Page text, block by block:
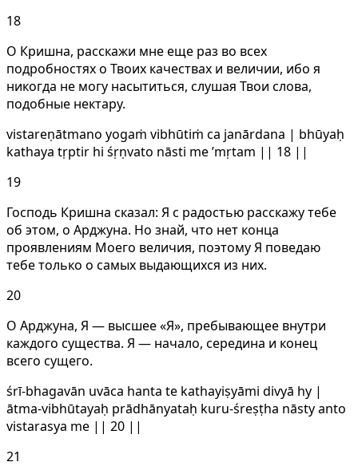
18
О Кришна, расскажи мне еще раз во всех
подробностях о Твоих качествах и величии, ибо я
никогда не могу насытиться, слушая Твои слова,
подобные нектару.
vistareṇātmano yogaṁ vibhūtiṁ ca janārdana | bhūyaḥ
kathaya tṛptir hi śṛṇvato nāsti me ’mṛtam || 18 ||
19
Господь Кришна сказал: Я с радостью расскажу тебе
об этом, о Арджуна. Но знай, что нет конца
проявлениям Моего величия, поэтому Я поведаю
тебе только о самых выдающихся из них.
20
О Арджуна, Я — высшее «Я», пребывающее внутри
каждого существа. Я — начало, середина и конец
всего сущего.
śrī-bhagavān uvāca hanta te kathayiṣyāmi divyā hy |
ātma-vibhūtayaḥ prādhānyataḥ kuru-śreṣṭha nāsty anto
vistarasya me || 20 ||
21